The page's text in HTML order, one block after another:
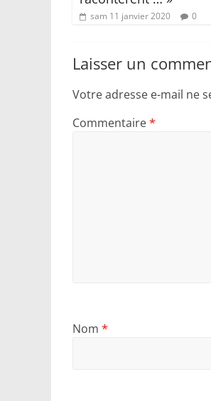
sam 11 janvier 2020 0
Laisser un
Votre adresse e-mail ne
Commentaire*
Nom *